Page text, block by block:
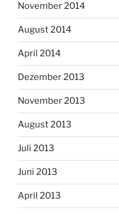
November 2014
August 2014
April 2014
Dezember 2013
November 2013
August 2013
Juli 2013
Juni 2013
April 2013